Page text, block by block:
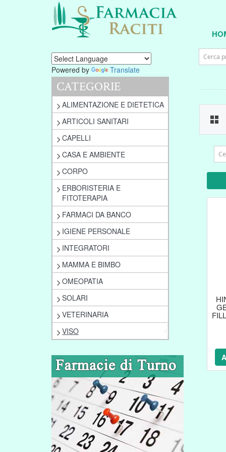
Powered by Translate
CATEGORIE
ALIMENTAZIONE E DIETETICA
ARTICOLI SANITARI
CAPELLI
CASA E AMBIENTE
CORPO
ERBORISTERIA E
FITOTERAPIA
FARMACI DA BANCO
IGIENE PERSONALE
INTEGRATORI
MAMMA E BIMBO
OMEOPATIA
SOLARI
VETERINARIA
VISO